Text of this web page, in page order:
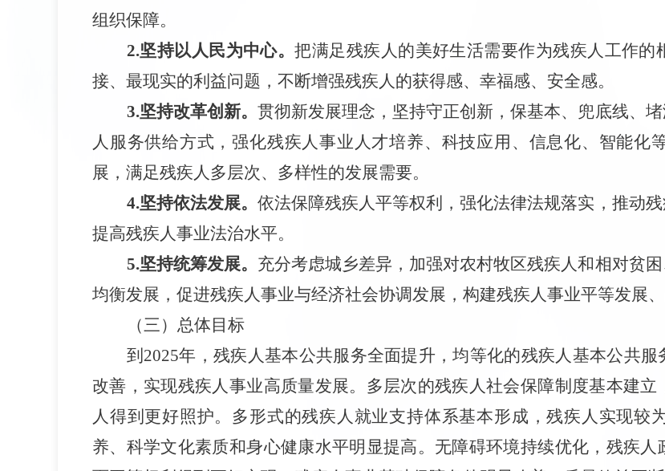
组织保障。
2.坚持以人民为中心。把满足残疾人的美好生活需要作为残疾人工作
接、最现实的利益问题，不断增强残疾人的获得感、幸福感、安全感。
3.坚持改革创新。贯彻新发展理念，坚持守正创新，保基本、兜底线、
人服务供给方式，强化残疾人事业人才培养、科技应用、信息化、智能化
展，满足残疾人多层次、多样性的发展需要。
4.坚持依法发展。依法保障残疾人平等权利，强化法律法规落实，推动
提高残疾人事业法治水平。
5.坚持统筹发展。 充分考虑城乡差异，加强对农村牧区残疾人和相对贫
均衡发展，促进残疾人事业与经济社会协调发展，构建残疾人事业平等发展
（三）总体目标
到 2025年，残疾人基本公共服务全面提升，均等化的残疾人基本公共
改善，实现残疾人事业高质量发展。多层次的残疾人社会保障制度基本建
人得到更好照护。多形式的残疾人就业支持体系基本形成，残疾人实现较
养、科学文化素质和身心健康水平明显提高。无障碍环境持续优化，残疾